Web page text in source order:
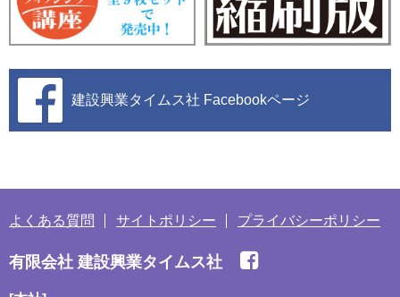
建設興業タイムス社 Facebookページ
よくある質問 サイトポリシー プライバシーポリシー
有限会社 建設興業タイムス社